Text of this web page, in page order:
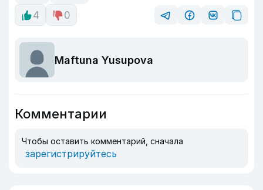
4
0
Maftuna Yusupova
Комментарии
Чтобы оставить комментарий, сначала
зарегистрируйтесь